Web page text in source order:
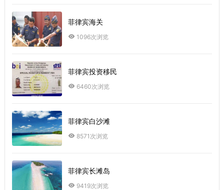
菲律宾海关
1096次浏览
菲律宾投资移民
6460次浏览
菲律宾白沙滩
8571次浏览
菲律宾长滩岛
9419次浏览